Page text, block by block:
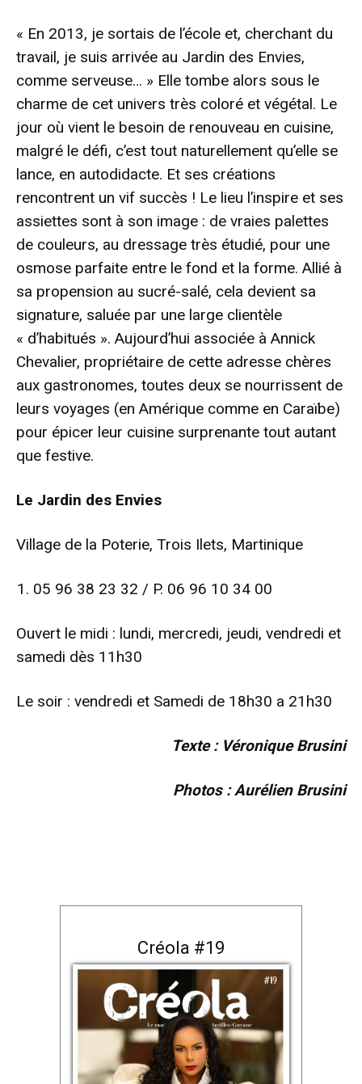
« En 2013, je sortais de l’école et, cherchant du
travail, je suis arrivée au Jardin des Envies,
comme serveuse… » Elle tombe alors sous le
charme de cet univers très coloré et végétal. Le
jour où vient le besoin de renouveau en cuisine,
malgré le défi, c’est tout naturellement qu’elle se
lance, en autodidacte. Et ses créations
rencontrent un vif succès ! Le lieu l’inspire et ses
assiettes sont à son image : de vraies palettes
de couleurs, au dressage très étudié, pour une
osmose parfaite entre le fond et la forme. Allié à
sa propension au sucré-salé, cela devient sa
signature, saluée par une large clientèle
« d’habitués ». Aujourd’hui associée à Annick
Chevalier, propriétaire de cette adresse chères
aux gastronomes, toutes deux se nourrissent de
leurs voyages (en Amérique comme en Caraïbe)
pour épicer leur cuisine surprenante tout autant
que festive.
Le Jardin des Envies
Village de la Poterie, Trois Ilets, Martinique
05 96 38 23 32 / P. 06 96 10 34 00
Ouvert le midi : lundi, mercredi, jeudi, vendredi et
samedi dès 11h30
Le soir : vendredi et Samedi de 18h30 a 21h30
Texte : Véronique Brusini
Photos : Aurélien Brusini
Créola #19